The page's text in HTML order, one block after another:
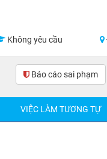
Không yêu cầu
Báo cáo sai phạm(0)
VIỆC LÀM TƯƠNG TỰ